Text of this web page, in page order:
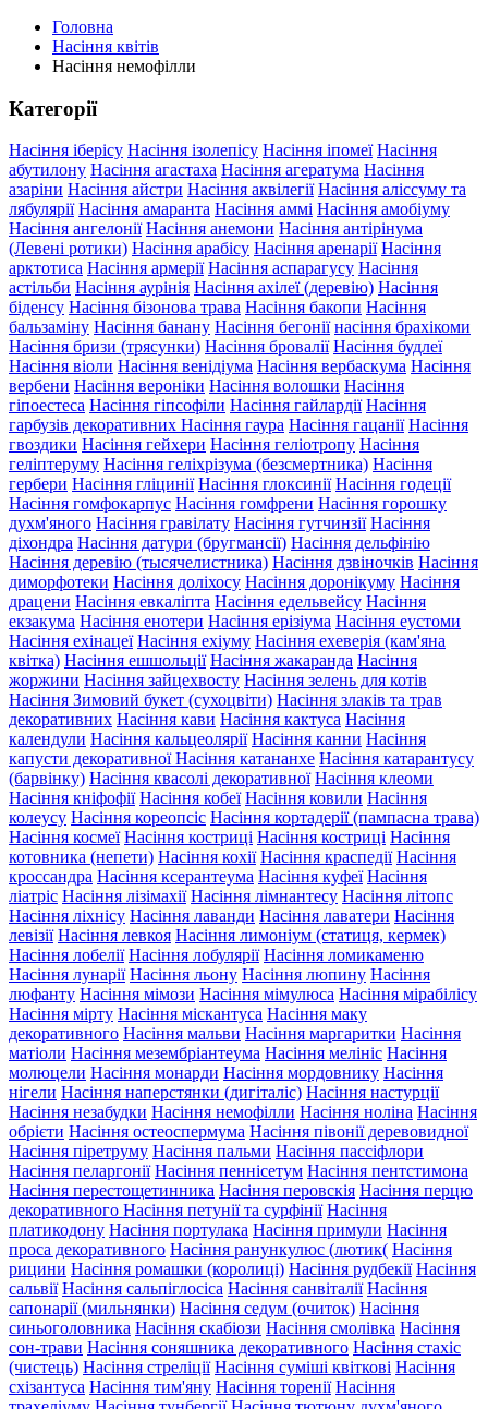
Головна
Насіння квітів
Насіння немофілли
Категорії
Насіння іберісу Насіння ізолепісу Насіння іпомеї Насіння
абутилону Насіння агастаха Насіння агератума Насіння
азаріни Насіння айстри Насіння аквілегії Насіння аліссуму та
лябулярії Насіння амаранта Насіння аммі Насіння амобіуму
Насіння ангелонії Насіння анемони Насіння антірінума
(Левені ротики) Насіння арабісу Насіння аренарії Насіння
арктотиса Насіння армерії Насіння аспарагусу Насіння
астільби Насіння аурінія Насіння ахілеї (деревію) Насіння
біденсу Насіння бізонова трава Насіння бакопи Насіння
бальзаміну Насіння банану Насіння бегонії насіння брахікоми
Насіння бризи (трясунки) Насіння бровалії Насіння будлеї
Насіння віоли Насіння венідіума Насіння вербаскума Насіння
вербени Насіння вероніки Насіння волошки Насіння
гіпоестеса Насіння гіпсофіли Насіння гайлардії Насіння
гарбузів декоративних Насіння гаура Насіння гацанії Насіння
гвоздики Насіння гейхери Насіння геліотропу Насіння
геліптеруму Насіння геліхрізума (безсмертника) Насіння
гербери Насіння гліцинії Насіння глоксинії Насіння годеції
Насіння гомфокарпус Насіння гомфрени Насіння горошку
духм'яного Насіння гравілату Насіння гутчинзії Насіння
діхондра Насіння датури (бругмансії) Насіння дельфінію
Насіння деревію (тысячелистника) Насіння дзвіночків Насіння
диморфотеки Насіння доліхосу Насіння доронікуму Насіння
драцени Насіння евкаліпта Насіння едельвейсу Насіння
екзакума Насіння енотери Насіння ерізіума Насіння еустоми
Насіння ехінацеї Насіння ехіуму Насіння ехеверія (кам'яна
квітка) Насіння ешшольції Насіння жакаранда Насіння
жоржини Насіння зайцехвосту Насіння зелень для котів
Насіння Зимовий букет (сухоцвіти) Насіння злаків та трав
декоративних Насіння кави Насіння кактуса Насіння
календули Насіння кальцеолярії Насіння канни Насіння
капусти декоративноїНасіння катананхе Насіння катарантусу
(барвінку) Насіння квасолі декоративної Насіння клеоми
Насіння кніфофії Насіння кобеї Насіння ковили Насіння
колеусу Насіння кореопсіс Насіння кортадерії (пампасна трава)
Насіння космеї Насіння костриці Насіння костриці Насіння
котовника (непети) Насіння кохії Насіння краспедії Насіння
кроссандра Насіння ксерантеума Насіння куфеї Насіння
ліатріс Насіння лізімахії Насіння лімнантесу Насіння літопс
Насіння ліхнісу Насіння лаванди Насіння лаватери Насіння
левізії Насіння левкоя Насіння лимоніум (статиця, кермек)
Насіння лобелії Насіння лобулярії Насіння ломикаменю
Насіння лунарії Насіння льону Насіння люпину Насіння
люфанту Насіння мімози Насіння мімулюса Насіння мірабілісу
Насіння мірту Насіння міскантуса Насіння маку
декоративного Насіння мальви Насіння маргаритки Насіння
матіоли Насіння мезембріантеума Насіння мелініс Насіння
молюцели Насіння монарди Насіння мордовнику Насіння
нігели Насіння наперстянки (дигіталіс) Насіння настурції
Насіння незабудки Насіння немофілли Насіння ноліна Насіння
обрієти Насіння остеоспермума Насіння півонії деревовидної
Насіння піретруму Насіння пальми Насіння пассіфлори
Насіння пеларгонії Насіння пеннісетум Насіння пентстимона
Насіння перестощетинника Насіння перовскія Насіння перцю
декоративного Насіння петунії та сурфінії Насіння
платикодону Насіння портулака Насіння примули Насіння
проса декоративного Насіння ранункулюс (лютик( Насіння
рицини Насіння ромашки (королиці) Насіння рудбекії Насіння
сальвії Насіння сальпіглосіса Насіння санвіталії Насіння
сапонарії (мильнянки) Насіння седум (очиток) Насіння
синьоголовника Насіння скабіози Насіння смолівка Насіння
сон-трави Насіння соняшника декоративного Насіння стахіс
(чистець) Насіння стреліції Насіння суміші квіткові Насіння
схізантуса Насіння тим'яну Насіння торенії Насіння